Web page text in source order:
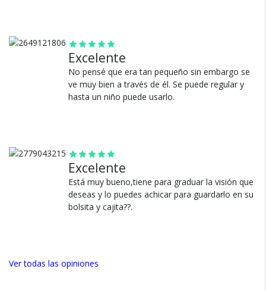
Excelente
No pensé que era tan pequeño sin embargo se
ve muy bien a través de él. Se puede regular y
hasta un niño puede usarlo.
Excelente
Está muy bueno,tiene para graduar la visión que
deseas y lo puedes achicar para guardarlo en su
bolsita y cajita??.
Ver todas las opiniones
100% de calificaciones
positivas en MercadoLibre.
5 estrellas de 5 en Google.
positivos en todos nuestros
productos.
Seguro de cobertura en tus
envíos.
Garantía oficial y directa con